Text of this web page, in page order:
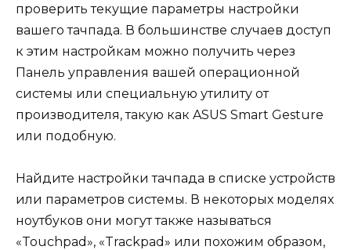
проверить текущие параметры настройки
вашего тачпада. В большинстве случаев доступ
к этим настройкам можно получить через
Панель управления вашей операционной
системы или специальную утилиту от
производителя, такую как ASUS Smart Gesture
или подобную.
Найдите настройки тачпада в списке устройств
или параметров системы. В некоторых моделях
ноутбуков они могут также называться
«Touchpad», «Trackpad» или похожим образом,